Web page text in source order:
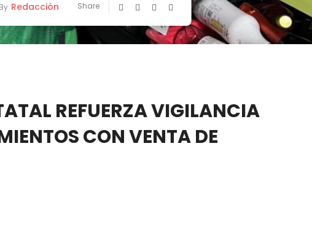
By Redacción Share
REFUERZA VIGILANCIA
CON VENTA DE